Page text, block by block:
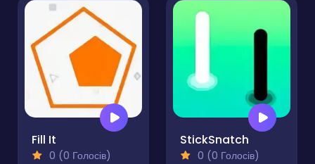
Fill It
0 (0 Голосів)
StickSnatch
0 (0 Голосів)